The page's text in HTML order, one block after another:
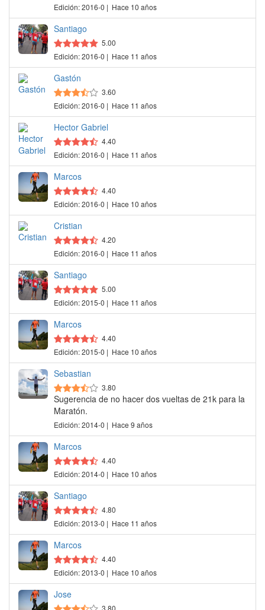
Edición: 2016-0 | Hace 10 años
Santiago
5.00
Edición: 2016-0 | Hace 11 años
Gastón
3.60
Edición: 2016-0 | Hace 11 años
Hector Gabriel
4.40
Edición: 2016-0 | Hace 11 años
Marcos
4.40
Edición: 2016-0 | Hace 10 años
Cristian
4.20
Edición: 2016-0 | Hace 11 años
Santiago
5.00
Edición: 2015-0 | Hace 11 años
Marcos
4.40
Edición: 2015-0 | Hace 10 años
Sebastian
3.80
Sugerencia de no hacer dos vueltas de 21k para la
Maratón.
Edición: 2014-0 | Hace 9 años
Marcos
4.40
Edición: 2014-0 | Hace 10 años
Santiago
4.80
Edición: 2013-0 | Hace 11 años
Marcos
4.40
Edición: 2013-0 | Hace 10 años
Jose